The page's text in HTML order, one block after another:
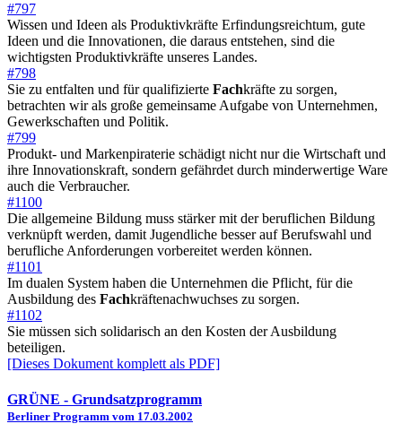
#797
Wissen und Ideen als Produktivkräfte Erfindungsreichtum, gute
Ideen und die Innovationen, die daraus entstehen, sind die
wichtigsten Produktivkräfte unseres Landes.
#798
Sie zu entfalten und für qualifizierte Fachkräfte zu sorgen,
betrachten wir als große gemeinsame Aufgabe von Unternehmen,
Gewerkschaften und Politik.
#799
Produkt- und Markenpiraterie schädigt nicht nur die Wirtschaft und
ihre Innovationskraft, sondern gefährdet durch minderwertige Ware
auch die Verbraucher.
#1100
Die allgemeine Bildung muss stärker mit der beruflichen Bildung
verknüpft werden, damit Jugendliche besser auf Berufswahl und
berufliche Anforderungen vorbereitet werden können.
#1101
Im dualen System haben die Unternehmen die Pflicht, für die
Ausbildung des Fachkräftenachwuchses zu sorgen.
#1102
Sie müssen sich solidarisch an den Kosten der Ausbildung
beteiligen.
[Dieses Dokument komplett als PDF]
GRÜNE - Grundsatzprogramm
Berliner Programm vom 17.03.2002